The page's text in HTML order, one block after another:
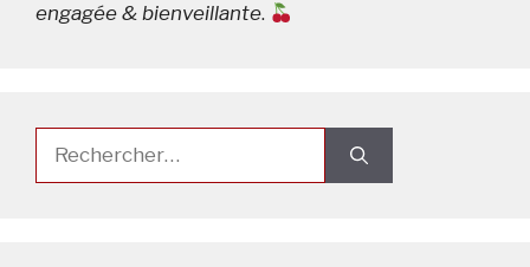
engagée & bienveillante.
Rechercher :